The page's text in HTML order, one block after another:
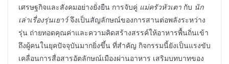
เศรษฐกิจและสังคมอย่างยั่งยืน การจับคู่ แม่ครัวหัวเตา กับ นัก
เล่าเรื่องรุ่นเยาว์จึงเป็นสัญลักษณ์ของการสานต่อพลังระหว่าง
รุ่น ถ่ายทอดคุณค่าและความคิดสร้างสรรค์ให้อาหารพื้นถิ่นเข้า
ถึงผู้คนในยุคปัจจุบันมากยิ่งขึ้น ที่สำคัญ กิจกรรมนี้ยังเป็นแรงขับ
เคลื่อนการสื่อสารอัตลักษณ์เมืองผ่านอาหาร เสริมบทบาทของ